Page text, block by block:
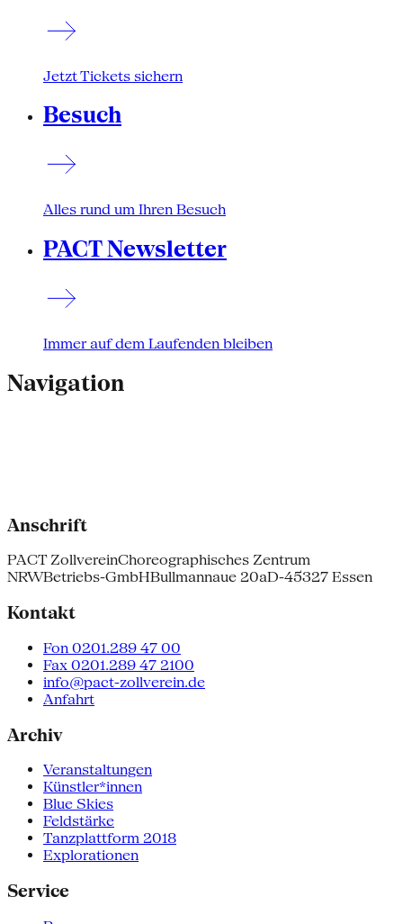
Jetzt Tickets sichern
Besuch
Alles rund um Ihren Besuch
PACT Newsletter
Immer auf dem Laufenden bleiben
Navigation
Anschrift
PACT ZollvereinChoreographisches Zentrum
NRWBetriebs-GmbHBullmannaue 20aD-45327 Essen
Kontakt
Fon 0201.289 47 00
Fax 0201.289 47 2100
info@pact-zollverein.de
Anfahrt
Archiv
Veranstaltungen
Künstler*innen
Blue Skies
Feldstärke
Tanzplattform 2018
Explorationen
Service